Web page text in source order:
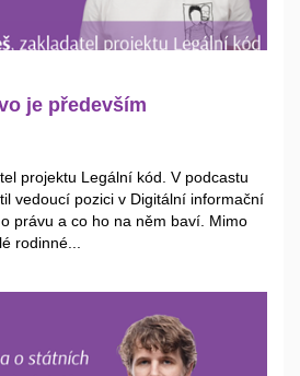
je především
projektu Legální kód. V podcastu
vedoucí pozici v Digitální informační
právu a co ho na něm baví. Mimo
rodinné...